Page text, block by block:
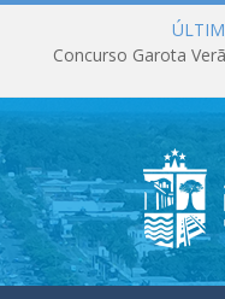
Concurso Garota